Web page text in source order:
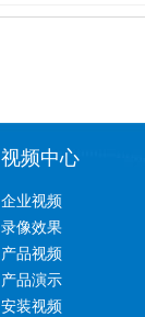
视频中心
企业视频
录像效果
产品视频
产品演示
安装视频